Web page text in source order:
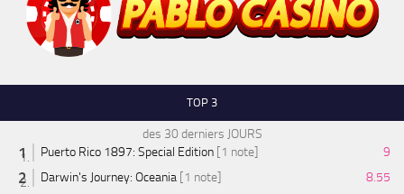
TOP 3
des 30 derniers JOURS
Puerto Rico 1897: Special Edition [1 note]
9
Darwin's Journey: Oceania [1 note]
8.55